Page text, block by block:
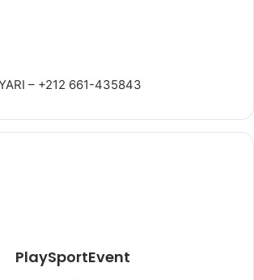
– +212 661-435843
PlaySportEvent